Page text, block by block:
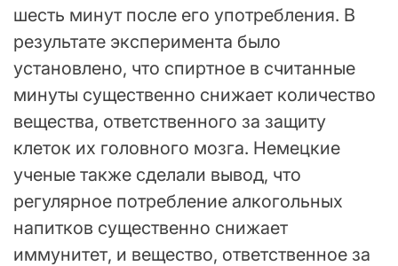
шесть минут после его употребления. В
результате эксперимента было
установлено, что спиртное в считанные
минуты существенно снижает количество
вещества, ответственного за защиту
клеток их головного мозга. Немецкие
ученые также сделали вывод, что
регулярное потребление алкогольных
напитков существенно снижает
иммунитет, и вещество, ответственное за